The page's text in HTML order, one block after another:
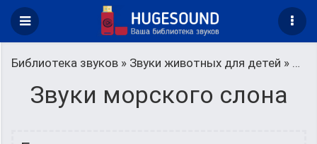
Библиотека звуков » Звуки животных для детей » Звуки морского слона
Звуки морского слона